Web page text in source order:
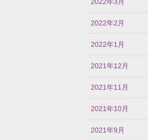
2022年2月
2022年1月
2021年12月
2021年11月
2021年10月
2021年9月